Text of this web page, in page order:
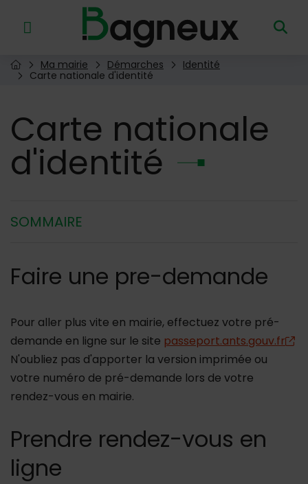
Menu de raccourcis
Retour à l'accueil
Page d'accueil du site
Ma mairie Démarches
Identité
Carte nationale d'identité
Carte nationale
d'identité
SOMMAIRE
Faire une pre-demande
Pour aller plus vite en mairie, effectuez votre pré-
demande en ligne sur le site passeport.ants.gouv.fr
N'oubliez pas d'apporter la version imprimée ou
votre numéro de pré-demande lors de votre
rendez-vous en mairie.
Prendre rendez-vous en
ligne